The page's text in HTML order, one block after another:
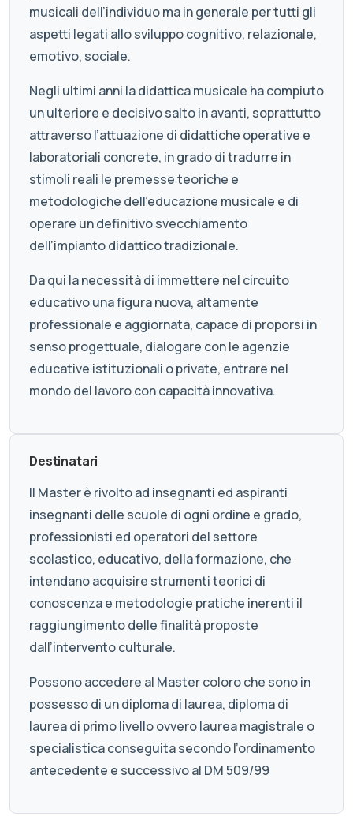
musicali dell’individuo ma in generale per tutti gli
aspetti legati allo sviluppo cognitivo, relazionale,
emotivo, sociale.
Negli ultimi anni la didattica musicale ha compiuto
un ulteriore e decisivo salto in avanti, soprattutto
attraverso l’attuazione di didattiche operative e
laboratoriali concrete, in grado di tradurre in
stimoli reali le premesse teoriche e
metodologiche dell’educazione musicale e di
operare un definitivo svecchiamento
dell’impianto didattico tradizionale.
Da qui la necessità di immettere nel circuito
educativo una figura nuova, altamente
professionale e aggiornata, capace di proporsi in
senso progettuale, dialogare con le agenzie
educative istituzionali o private, entrare nel
mondo del lavoro con capacità innovativa.
Destinatari
Il Master è rivolto ad insegnanti ed aspiranti
insegnanti delle scuole di ogni ordine e grado,
professionisti ed operatori del settore
scolastico, educativo, della formazione, che
intendano acquisire strumenti teorici di
conoscenza e metodologie pratiche inerenti il
raggiungimento delle finalità proposte
dall’intervento culturale.
Possono accedere al Master coloro che sono in
possesso di un diploma di laurea, diploma di
laurea di primo livello ovvero laurea magistrale o
specialistica conseguita secondo l’ordinamento
antecedente e successivo al DM 509/99